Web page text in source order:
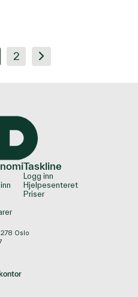
2
Taskline
Logg inn
Hjelpesenteret
Priser
Oslo